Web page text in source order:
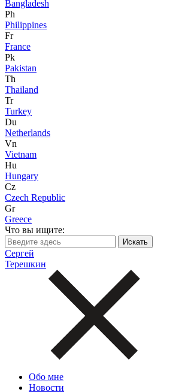
Bangladesh
Ph
Philippines
Fr
France
Pk
Pakistan
Th
Thailand
Tr
Turkey
Du
Netherlands
Vn
Vietnam
Hu
Hungary
Cz
Czech Republic
Gr
Greece
Что вы ищите:
Сергей
Терешкин
Обо мне
Новости